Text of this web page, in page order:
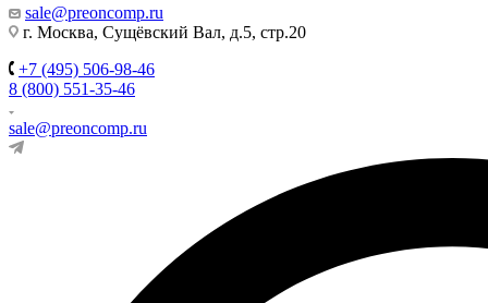
sale@preoncomp.ru
г. Москва, Сущёвский Вал, д.5, стр.20
+7 (495) 506-98-46
8 (800) 551-35-46
sale@preoncomp.ru